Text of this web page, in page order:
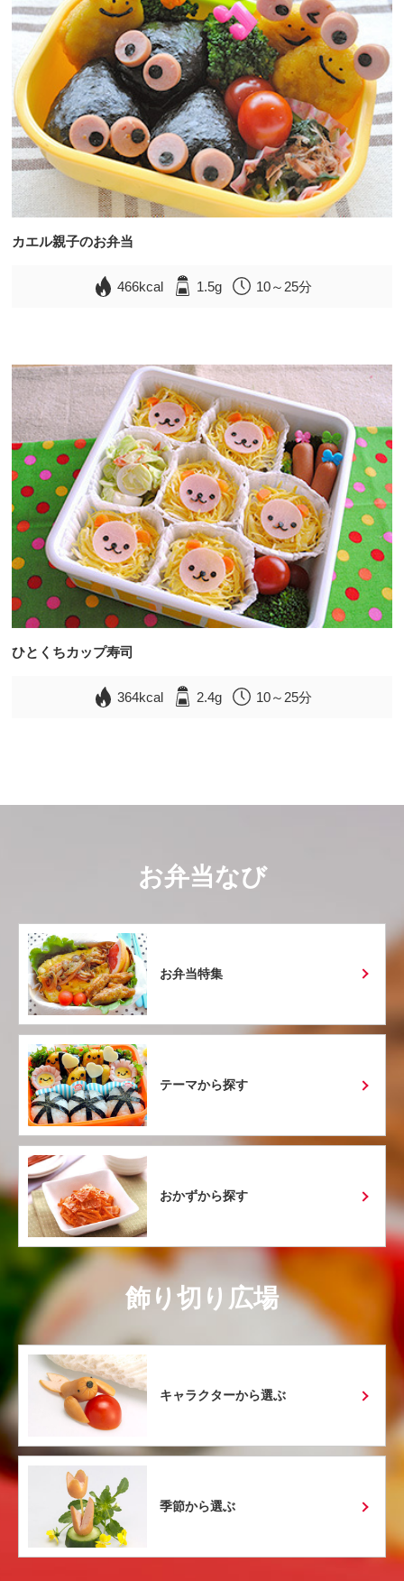
カエル親子のお弁当
466kcal 1.5g 10～25分
ひとくちカップ寿司
364kcal 2.4g 10～25分
お弁当なび
お弁当特集
テーマから探す
おかずから探す
飾り切り広場
キャラクターから選ぶ
季節から選ぶ